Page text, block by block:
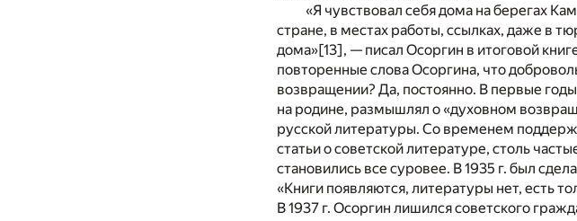
«Я чувствовал себя дома на берегах
стране, в местах работы, ссылках, даже в
дома»[13], — писал Осоргин в итоговой
повторенные слова Осоргина, что
возвращении? Да, постоянно. В первые
на родине, размышлял о «духовном
русской литературы. Со временем
статьи о советской литературе, столь
становились все суровее. В 1935 г. был
«Книги появляются, литературы нет, есть
В 1937 г. Осоргин лишился советского